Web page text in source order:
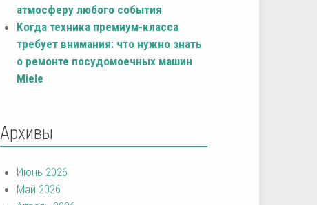
атмосферу любого события
Когда техника премиум-класса
требует внимания: что нужно знать
о ремонте посудомоечных машин
Miele
Архивы
Июнь 2026
Май 2026